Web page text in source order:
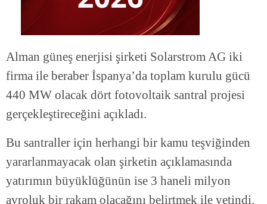
Alman güneş enerjisi şirketi Solarstrom AG iki
firma ile beraber İspanya’da toplam kurulu gücü
440 MW olacak dört fotovoltaik santral projesi
gerçekleştireceğini açıkladı.
Bu santraller için herhangi bir kamu teşviğinden
yararlanmayacak olan şirketin açıklamasında
yatırımın büyüklüğünün ise 3 haneli milyon
avroluk bir rakam olacağını belirtmek ile yetindi.